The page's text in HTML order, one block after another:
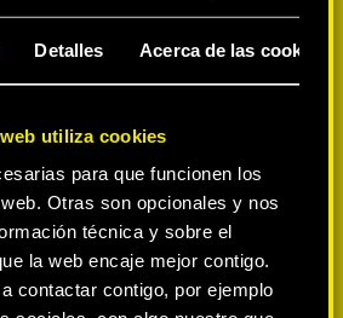
Detalles Acerca de las cookies
utiliza cookies
para que funcionen los
Otras son opcionales y nos
técnica y sobre el
la web encaje mejor contigo.
contactar contigo, por ejemplo